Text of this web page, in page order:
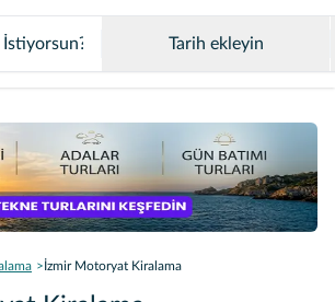
Tarih ekleyin
İzmir Motoryat Kiralama